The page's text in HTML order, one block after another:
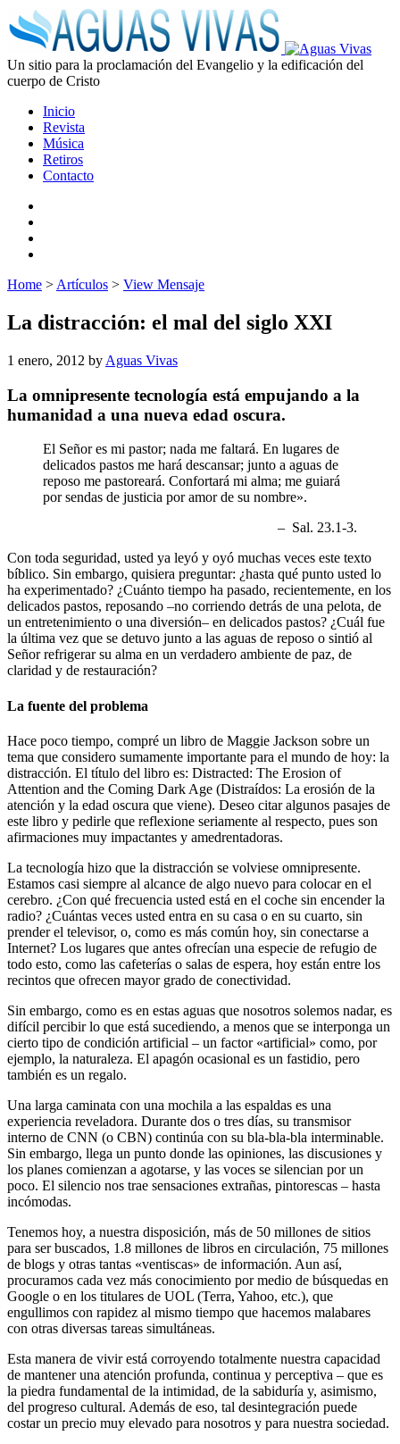
Un sitio para la proclamación del Evangelio y la edificación del
cuerpo de Cristo
Inicio
Revista
Música
Retiros
Contacto
Home > Artículos > View Mensaje
La distracción: el mal del siglo XXI
1 enero, 2012 by Aguas Vivas
La omnipresente tecnología está empujando a la
humanidad a una nueva edad oscura.
El Señor es mi pastor; nada me faltará. En lugares de
delicados pastos me hará descansar; junto a aguas de
reposo me pastoreará. Confortará mi alma; me guiará
por sendas de justicia por amor de su nombre».
– Sal. 23.1-3.
Con toda seguridad, usted ya leyó y oyó muchas veces este texto
bíblico. Sin embargo, quisiera preguntar: ¿hasta qué punto usted lo
ha experimentado? ¿Cuánto tiempo ha pasado, recientemente, en los
delicados pastos, reposando –no corriendo detrás de una pelota, de
un entretenimiento o una diversión– en delicados pastos? ¿Cuál fue
la última vez que se detuvo junto a las aguas de reposo o sintió al
Señor refrigerar su alma en un verdadero ambiente de paz, de
claridad y de restauración?
La fuente del problema
Hace poco tiempo, compré un libro de Maggie Jackson sobre un
tema que considero sumamente importante para el mundo de hoy: la
distracción. El título del libro es: Distracted: The Erosion of
Attention and the Coming Dark Age (Distraídos: La erosión de la
atención y la edad oscura que viene). Deseo citar algunos pasajes de
este libro y pedirle que reflexione seriamente al respecto, pues son
afirmaciones muy impactantes y amedrentadoras.
La tecnología hizo que la distracción se volviese omnipresente.
Estamos casi siempre al alcance de algo nuevo para colocar en el
cerebro. ¿Con qué frecuencia usted está en el coche sin encender la
radio? ¿Cuántas veces usted entra en su casa o en su cuarto, sin
prender el televisor, o, como es más común hoy, sin conectarse a
Internet? Los lugares que antes ofrecían una especie de refugio de
todo esto, como las cafeterías o salas de espera, hoy están entre los
recintos que ofrecen mayor grado de conectividad.
Sin embargo, como es en estas aguas que nosotros solemos nadar, es
difícil percibir lo que está sucediendo, a menos que se interponga un
cierto tipo de condición artificial – un factor «artificial» como, por
ejemplo, la naturaleza. El apagón ocasional es un fastidio, pero
también es un regalo.
Una larga caminata con una mochila a las espaldas es una
experiencia reveladora. Durante dos o tres días, su transmisor
interno de CNN (o CBN) continúa con su bla-bla-bla interminable.
Sin embargo, llega un punto donde las opiniones, las discusiones y
los planes comienzan a agotarse, y las voces se silencian por un
poco. El silencio nos trae sensaciones extrañas, pintorescas – hasta
incómodas.
Tenemos hoy, a nuestra disposición, más de 50 millones de sitios
para ser buscados, 1.8 millones de libros en circulación, 75 millones
de blogs y otras tantas «ventiscas» de información. Aun así,
procuramos cada vez más conocimiento por medio de búsquedas en
Google o en los titulares de UOL (Terra, Yahoo, etc.), que
engullimos con rapidez al mismo tiempo que hacemos malabares
con otras diversas tareas simultáneas.
Esta manera de vivir está corroyendo totalmente nuestra capacidad
de mantener una atención profunda, continua y perceptiva – que es
la piedra fundamental de la intimidad, de la sabiduría y, asimismo,
del progreso cultural. Además de eso, tal desintegración puede
costar un precio muy elevado para nosotros y para nuestra sociedad.